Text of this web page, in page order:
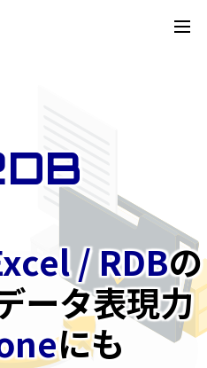
/ RDBの
ータ表現力
にも